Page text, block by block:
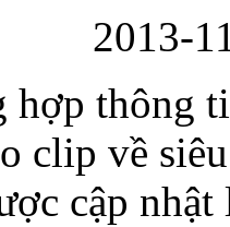
2013-
hợp thông
clip về
cập